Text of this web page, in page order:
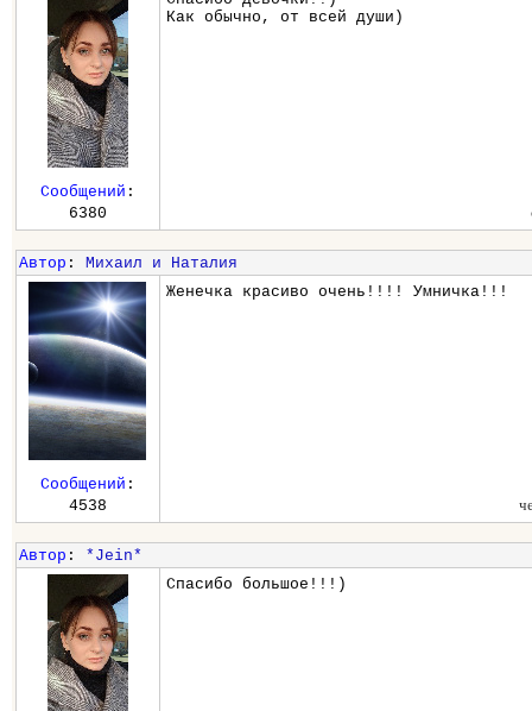
Как обычно, от всей души)
Сообщений :
6380
Автор : Михаил и Наталия
Женечка красиво очень!!!! Умничка!!!
Сообщений :
4538
Автор : *Jein*
Спасибо большое!!!)